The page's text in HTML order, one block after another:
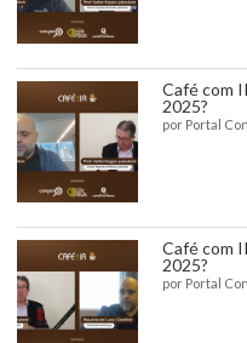
Café com
2025?
por Portal
Café com
2025?
por Portal